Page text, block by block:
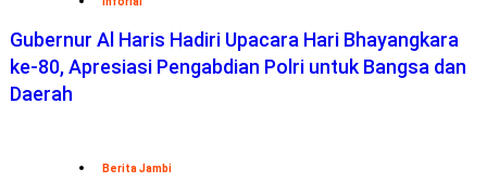
Gubernur Al Haris Hadiri Upacara Hari Bhayangkara
ke-80, Apresiasi Pengabdian Polri untuk Bangsa dan
Daerah
Berita Jambi